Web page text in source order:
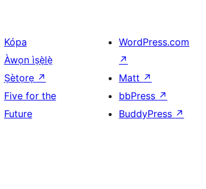
Kópa
Àwọn ìṣẹ̀lẹ̀
Ṣètọrẹ ↗
Five for the
Future
WordPress.com
↗
Matt ↗
bbPress ↗
BuddyPress ↗